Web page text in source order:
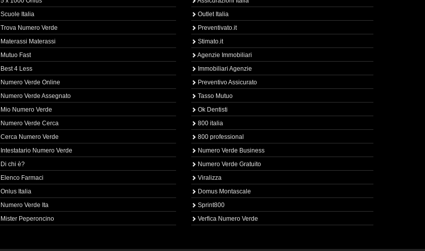
Scuole Italia
Trova Numero Verde
Materassi Materassi
Mutuo Fast
Best 4 Less
Numero Verde Online
Numero Verde Assegnato
Mio Numero Verde
Numero Verde Cerca
Cerca Numero Verde
Intestatario Numero Verde
Di chi è?
Elenco Farmaci
Onlus Italia
Numero Verde Ita
Mister Peperoncino
Outlet Italia
Preventivato.it
Stimato.it
Agenzie Immobiliari
Immobiliari Agenzie
Preventivo Assicurato
Tasso Mutuo
Ok Dentisti
800 italia
800 professional
Numero Verde Business
Numero Verde Gratuito
Viralizza
Domus Montascale
Sprint800
Verfica Numero Verde